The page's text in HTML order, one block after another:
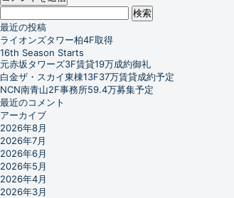
検
索:
最近の投稿
ライオンズタワー柏4F取得
16th Season Starts
元赤坂タワーズ3F賃貸19万成約御礼
白金ザ・スカイ東棟13F37万賃貸成約予定
NCN南青山2F事務所59.4万募集予定
最近のコメント
アーカイブ
2026年8月
2026年7月
2026年6月
2026年5月
2026年4月
2026年3月